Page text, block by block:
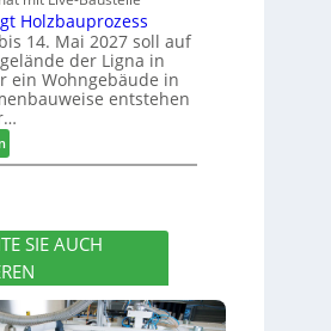
V
o
r
t
a
n
t
a
n
d
v
e
r
a
c
i
e
d
i
t
t
h
e
m
a
d
I
n
t
e
r
Holzbauprozess
14. Mai 2027 soll auf
der Ligna in
ein Wohngebäude in
entstehen
:
L
n
a
z
i
SIE AUCH